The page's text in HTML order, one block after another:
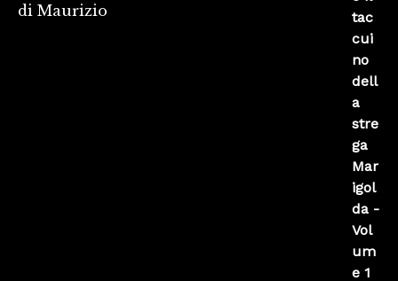
Valutato4
di Maurizio